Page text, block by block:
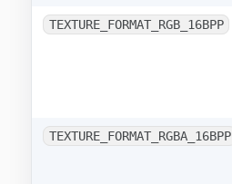
TEXTURE_FORMAT_RGB_16BPP
TEXTURE_FORMAT_RGBA_16BPP